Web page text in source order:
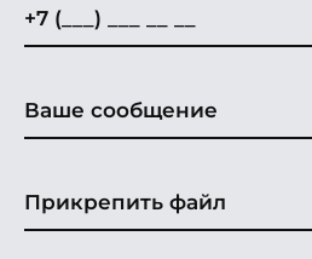
Прикрепить файл